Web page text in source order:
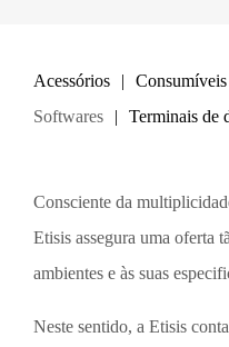
Acessórios Consumíveis
Softwares
Terminais de
Consciente da
Etisis assegura uma oferta
ambientes e às suas
Neste sentido, a Etisis